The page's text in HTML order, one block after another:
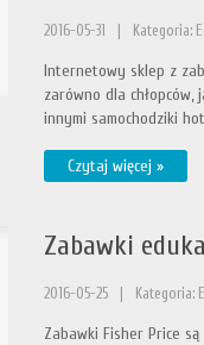
2016-05-31 Kategoria:
Internetowy sklep z
zarówno dla chłopców,
innymi samochodziki
Czytaj więcej »
Zabawki
2016-05-25 Kategoria:
Zabawki Fisher Price